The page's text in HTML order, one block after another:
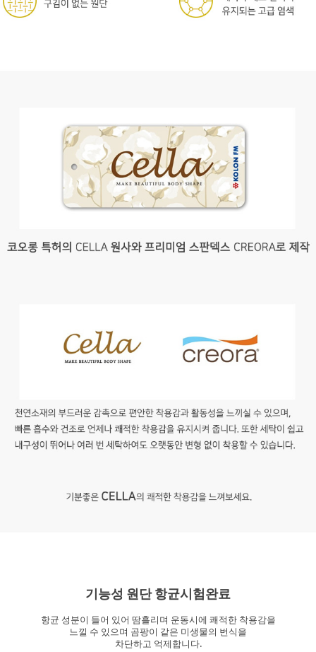
기능성 원단 항균시험완료
항균 성분이 들어 있어 땀흘리며 운동시에 쾌적한 착용감을
느낄 수 있으며 곰팡이 같은 미생물의 번식을
차단하고 억제합니다.